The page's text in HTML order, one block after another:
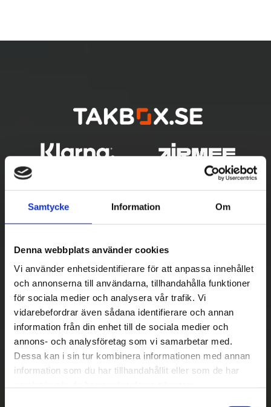
Samtycke Information Om
Denna webbplats använder cookies
Vi använder enhetsidentifierare för att anpassa innehållet
och annonserna till användarna, tillhandahålla funktioner
för sociala medier och analysera vår trafik. Vi
vidarebefordrar även sådana identifierare och annan
information från din enhet till de sociala medier och
annons- och analysföretag som vi samarbetar med.
Dessa kan i sin tur kombinera informationen med annan
information som du har tillhandahållit eller som de har
Betala säkert
|| Välj ||
Snabba leveranser
||
Eller ||
Hämta på lagret med/utan montering